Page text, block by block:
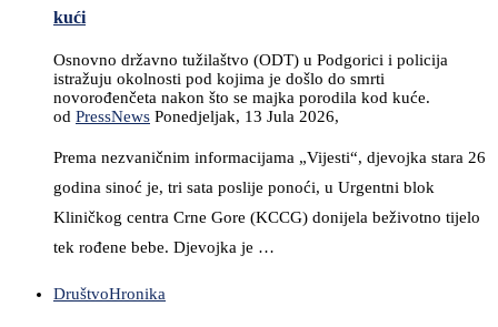
kući
Osnovno državno tužilaštvo (ODT) u Podgorici i policija
istražuju okolnosti pod kojima je došlo do smrti
novorođenčeta nakon što se majka porodila kod kuće.
od PressNews Ponedjeljak, 13 Jula 2026,
Prema nezvaničnim informacijama „Vijesti“, djevojka stara 26
godina sinoć je, tri sata poslije ponoći, u Urgentni blok
Kliničkog centra Crne Gore (KCCG) donijela beživotno tijelo
tek rođene bebe. Djevojka je …
DruštvoHronika